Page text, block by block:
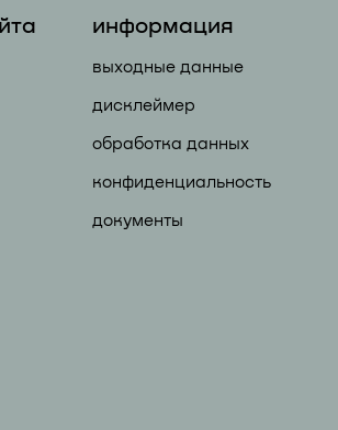
информация
выходные данные
дисклеймер
обработка данных
конфиденциальность
документы